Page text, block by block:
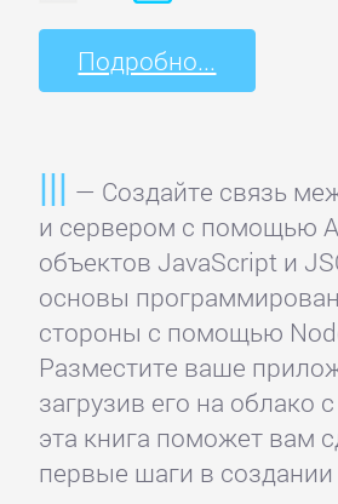
Подробно...
— Создайте связь
и сервером с помощью
объектов JavaScript и
основы
стороны с помощью
Разместите ваше
загрузив его на облако
эта книга поможет вам
первые шаги в создании
Исторические
детективы
Классические
детективы
Крутой
детектив
Политические
детективы